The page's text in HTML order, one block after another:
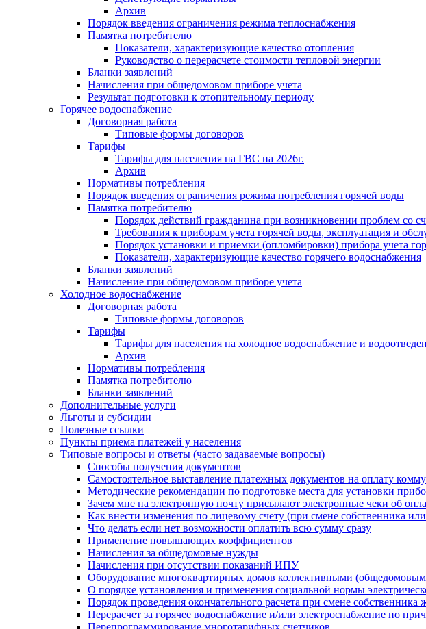
Архив
Порядок введения ограничения режима теплоснабжения
Памятка потребителю
Показатели, характеризующие качество отопления
Руководство о перерасчете стоимости тепловой энергии
Бланки заявлений
Начисления при общедомовом приборе учета
Результат подготовки к отопительному периоду
Горячее водоснабжение
Договорная работа
Типовые формы договоров
Тарифы
Тарифы для населения на ГВС на 2026г.
Архив
Нормативы потребления
Порядок введения ограничения режима потребления горячей воды
Памятка потребителю
Порядок действий гражданина при возникновении проблем со
Требования к приборам учета горячей воды, эксплуатация и
Порядок установки и приемки (опломбировки) прибора учета
Показатели, характеризующие качество горячего водоснабжения
Бланки заявлений
Начисление при общедомовом приборе учета
Холодное водоснабжение
Договорная работа
Типовые формы договоров
Тарифы
Тарифы для населения на холодное водоснабжение и
Архив
Нормативы потребления
Памятка потребителю
Бланки заявлений
Дополнительные услуги
Льготы и субсидии
Полезные ссылки
Пункты приема платежей у населения
Типовые вопросы и ответы (часто задаваемые вопросы)
Способы получения документов
Самостоятельное выставление платежных документов на оплату
Методические рекомендации по подготовке места для установки
Зачем мне на электронную почту присылают электронные чеки об
Как внести изменения по лицевому счету (при смене собственника
Что делать если нет возможности оплатить всю сумму сразу
Применение повышающих коэффициентов
Начисления за общедомовые нужды
Начисления при отсутствии показаний ИПУ
Оборудование многоквартирных домов коллективными
О порядке установления и применения социальной нормы
Порядок проведения окончательного расчета при смене
Перерасчет за горячее водоснабжение и/или электроснабжение по